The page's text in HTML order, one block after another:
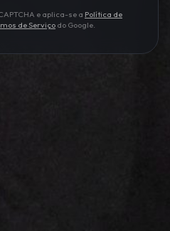
e aplica-se a Política de
de Serviço do Google.